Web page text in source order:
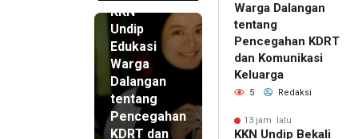
KKN
Undip
Edukasi
Warga
Dalangan
tentang
Pencegahan
KDRT dan
Warga Dalangan
tentang
Pencegahan KDRT
dan Komunikasi
Keluarga
5 Redaksi
13 jam lalu
KKN Undip Bekali